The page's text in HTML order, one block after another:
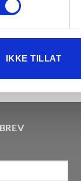
vår. Vi
IKKE TILLAT
currently closed.